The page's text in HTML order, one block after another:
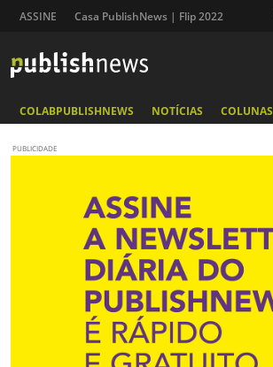
ASSINE Casa PublishNews | Flip 2022
COLABPUBLISHNEWS NOTÍCIAS COLUNAS
PUBLICIDADE